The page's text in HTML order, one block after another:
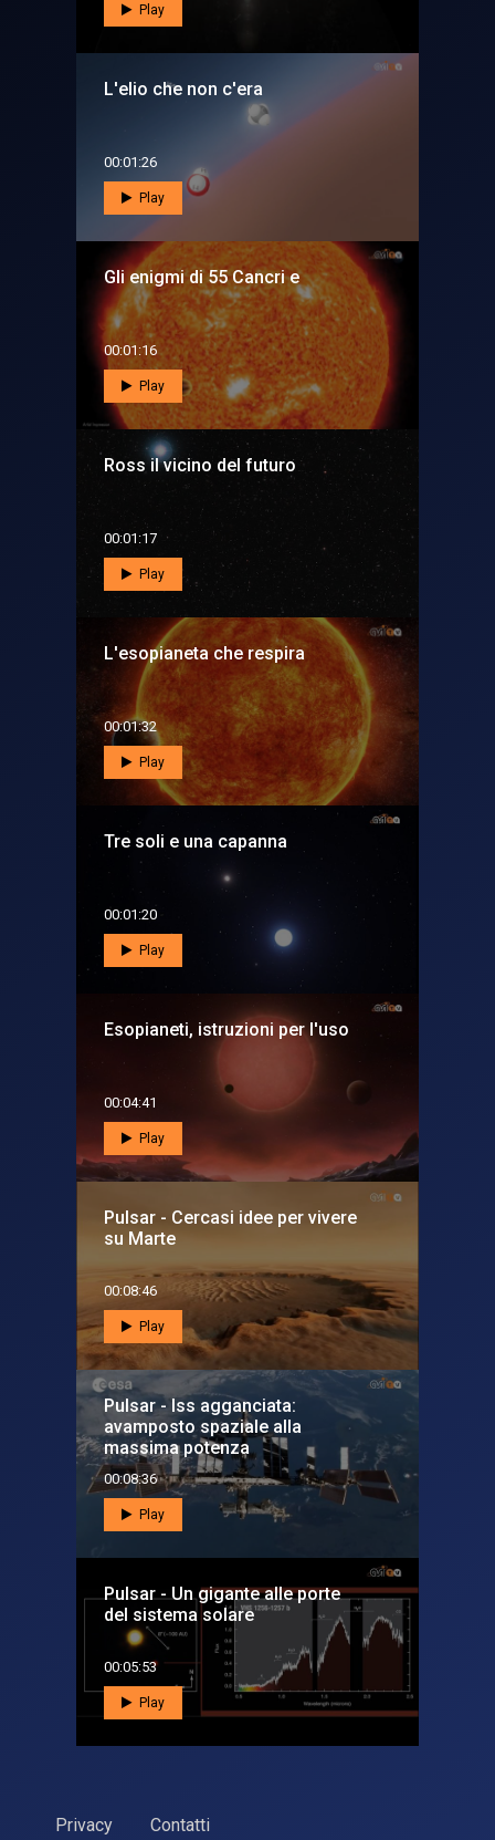
Play
L'elio che non c'era
00:01:26
Play
Gli enigmi di 55 Cancri e
00:01:16
Play
Ross il vicino del futuro
00:01:17
Play
L'esopianeta che respira
00:01:32
Play
Tre soli e una capanna
00:01:20
Play
Esopianeti, istruzioni per l'uso
00:04:41
Play
Pulsar - Cercasi idee per vivere
su Marte
00:08:46
Play
Pulsar - Iss agganciata:
avamposto spaziale alla
massima potenza
00:08:36
Play
Pulsar - Un gigante alle porte
del sistema solare
00:05:53
Play
Privacy Contatti